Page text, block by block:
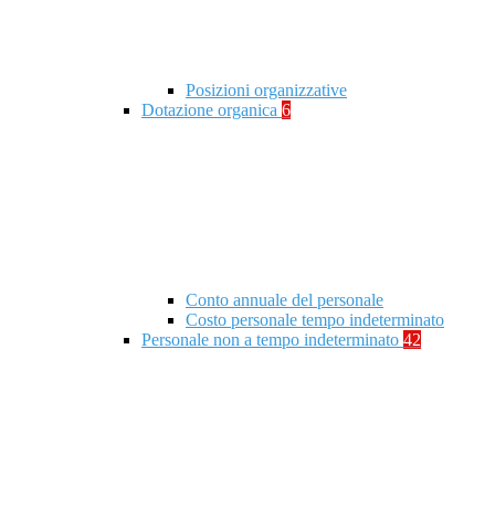
Posizioni organizzative
Dotazione organica 6
Conto annuale del personale
Costo personale tempo indeterminato
Personale non a tempo indeterminato 42